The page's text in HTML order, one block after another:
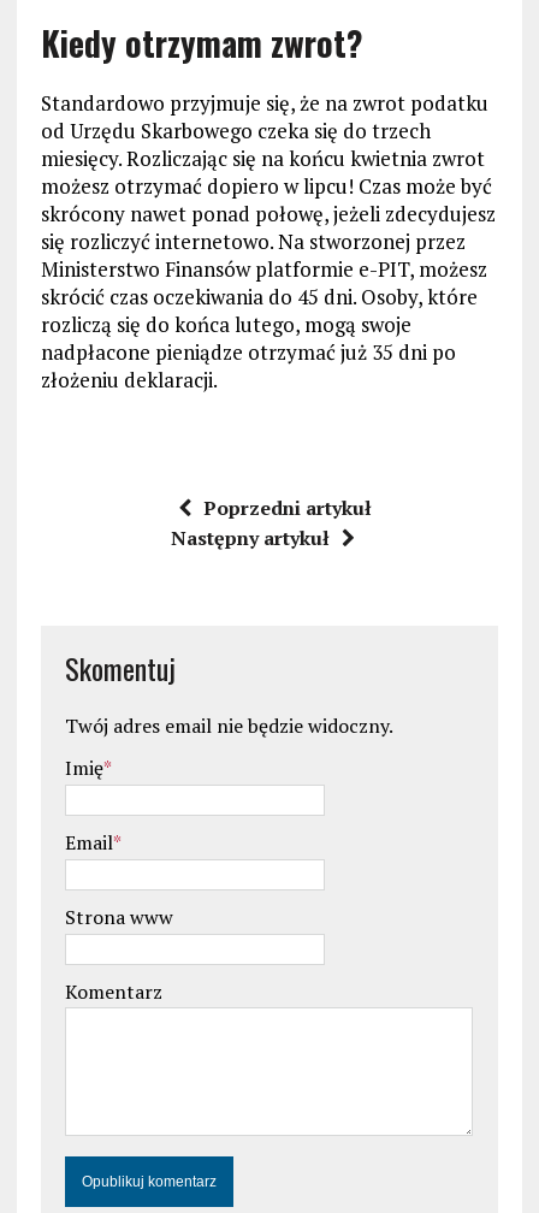
Kiedy otrzymam zwrot?
Standardowo przyjmuje się, że na zwrot podatku
od Urzędu Skarbowego czeka się do trzech
miesięcy. Rozliczając się na końcu kwietnia zwrot
możesz otrzymać dopiero w lipcu! Czas może być
skrócony nawet ponad połowę, jeżeli zdecydujesz
się rozliczyć internetowo. Na stworzonej przez
Ministerstwo Finansów platformie e-PIT, możesz
skrócić czas oczekiwania do 45 dni. Osoby, które
rozliczą się do końca lutego, mogą swoje
nadpłacone pieniądze otrzymać już 35 dni po
złożeniu deklaracji.
Poprzedni artykuł
Następny artykuł
Skomentuj
Twój adres email nie będzie widoczny.
Imię*
Email*
Strona www
Komentarz